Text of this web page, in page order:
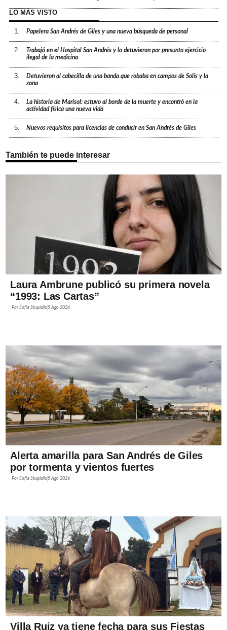
LO MÁS VISTO
1. Papelera San Andrés de Giles y una nueva búsqueda de personal
2.
Trabajó en el Hospital San Andrés y lo detuvieron por presunto ejercicio
ilegal de la medicina
3.
Detuvieron al cabecilla de una banda que robaba en campos de Solís y la
zona
4.
La historia de Marisol: estuvo al borde de la muerte y encontró en la
actividad física una nueva vida
5. Nuevos requisitos para licencias de conducir en San Andrés de Giles
También te puede interesar
Laura Ambrune publicó su primera novela
“1993: Las Cartas”
PorSofía Stupiello5 Ago 2026
Alerta amarilla para San Andrés de Giles
por tormenta y vientos fuertes
PorSofía Stupiello5 Ago 2026
Villa Ruiz ya tiene fecha para sus Fiestas